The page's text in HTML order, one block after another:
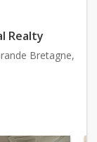
Realty
Bretagne,